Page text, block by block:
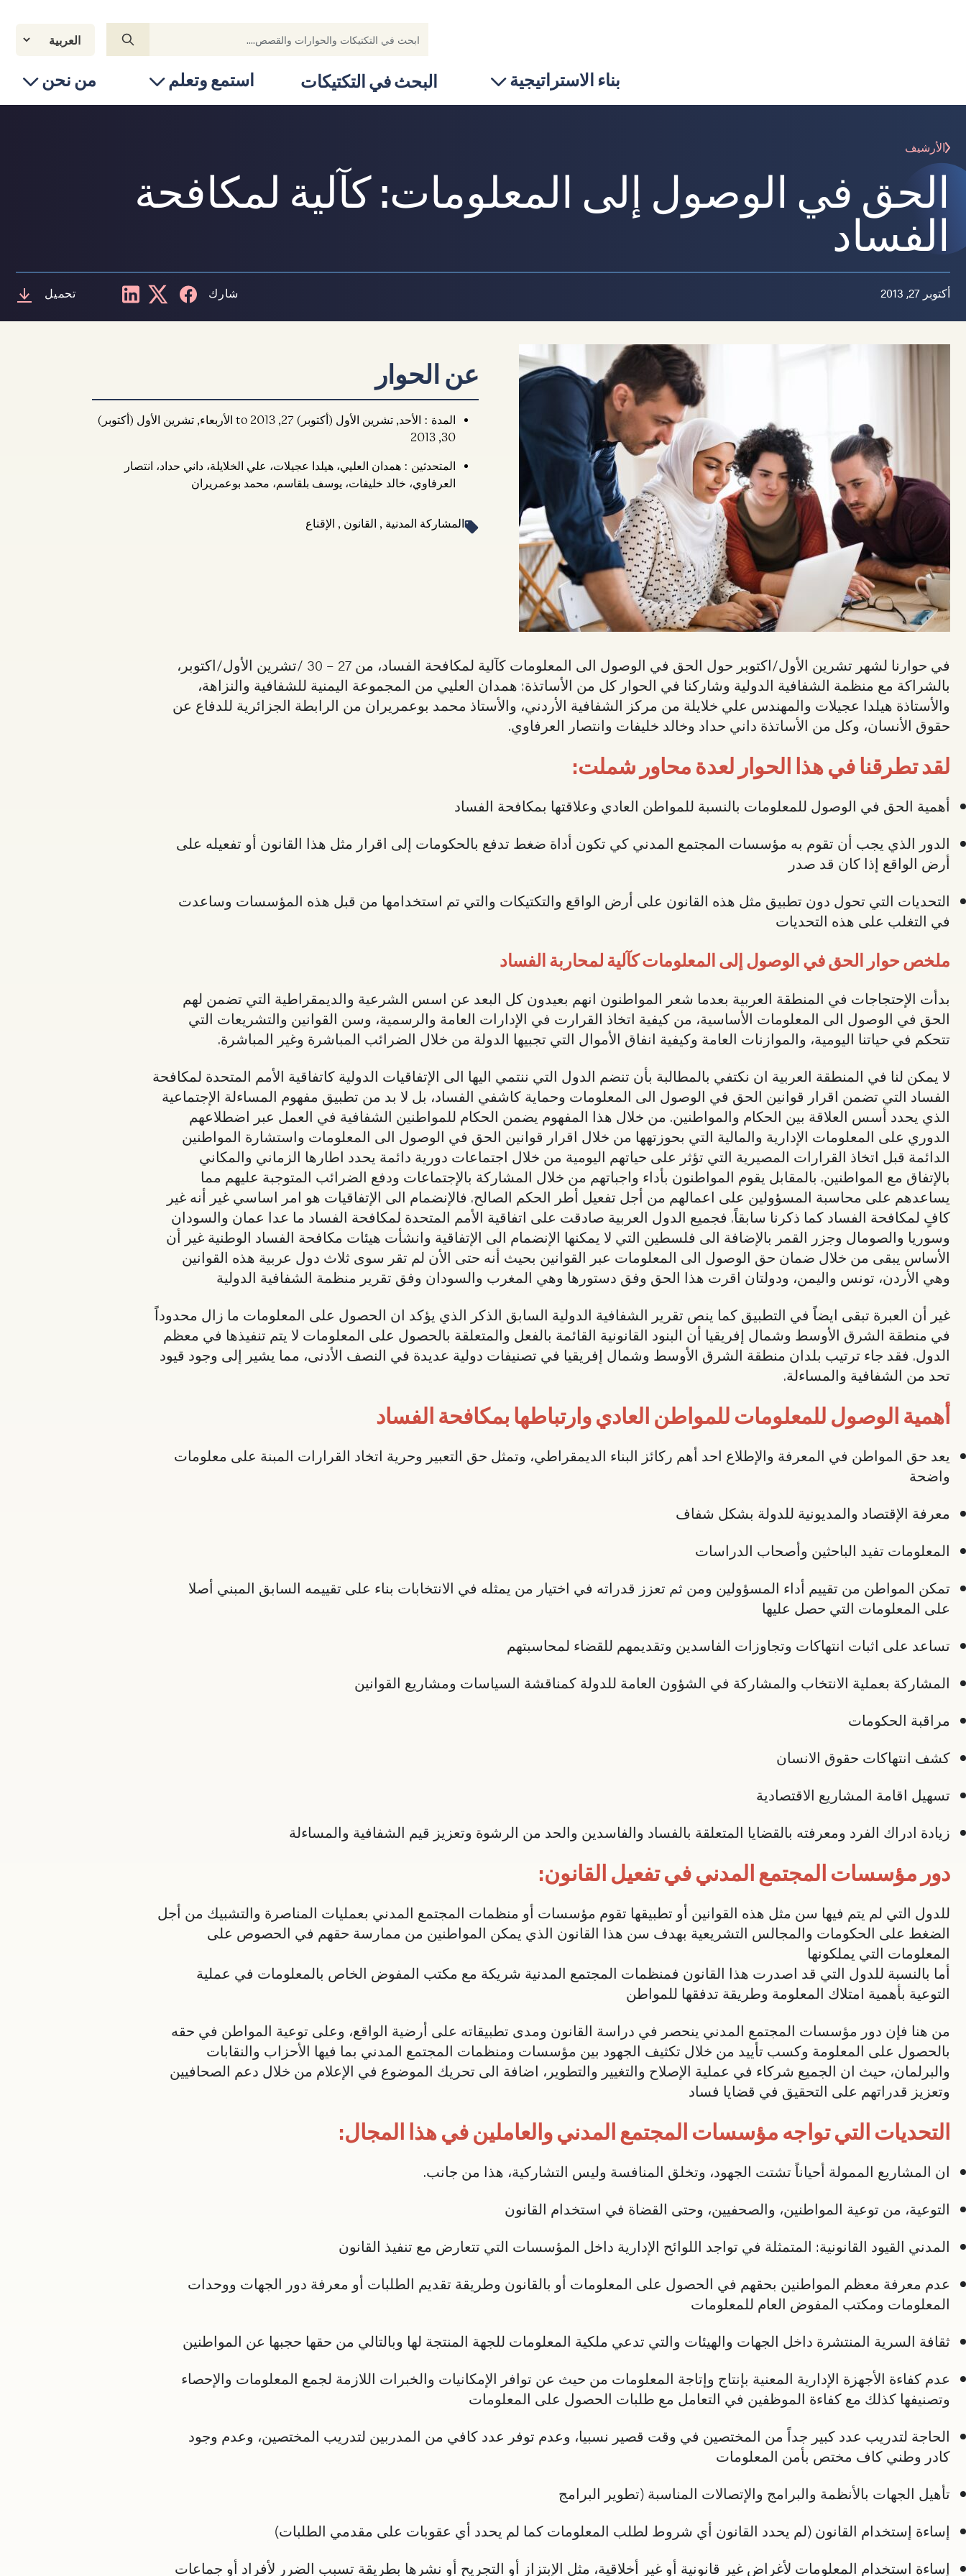
بناء الاستراتيجية البحث في التكتيكات استمع وتعلم من نحن
الأرشيف
الحق في الوصول إلى المعلومات: كآلية لمكافحة
الفساد
أكتوبر 27, 2013 شارك تحميل
عن الحوار
المدة : الأحد, تشرين اﻷول (أكتوبر) 27, 2013 to الأربعاء, تشرين اﻷول (أكتوبر)
30, 2013
المتحدثين : همدان العليي، هيلدا عجيلات، علي الخلايلة، داني حداد، انتصار
العرفاوي، خالد خليفات، يوسف بلقاسم، محمد بوعمريران
المشاركة المدنية , القانون , الإقناع
في حوارنا لشهر تشرين الأول/اكتوبر حول الحق في الوصول الى المعلومات كآلية لمكافحة الفساد، من 27 – 30 /تشرين الأول/اكتوبر،
بالشراكة مع منظمة الشفافية الدولية وشاركنا في الحوار كل من الأساتذة: همدان العليي من المجموعة اليمنية للشفافية والنزاهة،
والأستاذة هيلدا عجيلات والمهندس علي خلايلة من مركز الشفافية الأردني، والأستاذ محمد بوعمريران من الرابطة الجزائرية للدفاع عن
حقوق الأنسان، وكل من الأساتذة داني حداد وخالد خليفات وانتصار العرفاوي.
لقد تطرقنا في هذا الحوار لعدة محاور شملت:
أهمية الحق في الوصول للمعلومات بالنسبة للمواطن العادي وعلاقتها بمكافحة الفساد
الدور الذي يجب أن تقوم به مؤسسات المجتمع المدني كي تكون أداة ضغط تدفع بالحكومات إلى اقرار مثل هذا القانون أو تفعيله على
أرض الواقع إذا كان قد صدر
التحديات التي تحول دون تطبيق مثل هذه القانون على أرض الواقع والتكتيكات والتي تم استخدامها من قبل هذه المؤسسات وساعدت
في التغلب على هذه التحديات
ملخص حوار الحق في الوصول إلى المعلومات كآلية لمحاربة الفساد
بدأت الإحتجاجات في المنطقة العربية بعدما شعر المواطنون انهم بعيدون كل البعد عن اسس الشرعية والديمقراطية التي تضمن لهم
الحق في الوصول الى المعلومات الأساسية، من كيفية اتخاذ القرارت في الإدارات العامة والرسمية، وسن القوانين والتشريعات التي
تتحكم في حياتنا اليومية، والموازنات العامة وكيفية انفاق الأموال التي تجبيها الدولة من خلال الضرائب المباشرة وغير المباشرة.
لا يمكن لنا في المنطقة العربية ان نكتفي بالمطالبة بأن تنضم الدول التي ننتمي اليها الى الإتفاقيات الدولية كاتفاقية الأمم المتحدة لمكافحة
الفساد التي تضمن اقرار قوانين الحق في الوصول الى المعلومات وحماية كاشفي الفساد، بل لا بد من تطبيق مفهوم المساءلة الإجتماعية
الذي يحدد أسس العلاقة بين الحكام والمواطنين. من خلال هذا المفهوم يضمن الحكام للمواطنين الشفافية في العمل عبر اضطلاعهم
الدوري على المعلومات الإدارية والمالية التي بحوزتهها من خلال اقرار قوانين الحق في الوصول الى المعلومات واستشارة المواطنين
الدائمة قبل اتخاذ القرارات المصيرية التي تؤثر على حياتهم اليومية من خلال اجتماعات دورية دائمة يحدد اطارها الزماني والمكاني
بالإتفاق مع المواطنين. بالمقابل يقوم المواطنون بأداء واجباتهم من خلال المشاركة بالإجتماعات ودفع الضرائب المتوجبة عليهم مما
يساعدهم على محاسبة المسؤولين على اعمالهم من أجل تفعيل أطر الحكم الصالح. فالإنضمام الى الإتفاقيات هو امر اساسي غير أنه غير
كافٍ لمكافحة الفساد كما ذكرنا سابقاً. فجميع الدول العربية صادقت على اتفاقية الأمم المتحدة لمكافحة الفساد ما عدا عمان والسودان
وسوريا والصومال وجزر القمر بالإضافة الى فلسطين التي لا يمكنها الإنضمام الى الإتفاقية وانشأت هيئات مكافحة الفساد الوطنية غير أن
الأساس يبقى من خلال ضمان حق الوصول الى المعلومات عبر القوانين بحيث أنه حتى الأن لم تقر سوى ثلاث دول عربية هذه القوانين
وهي الأردن، تونس واليمن، ودولتان اقرت هذا الحق وفق دستورها وهي المغرب والسودان وفق تقرير منظمة الشفافية الدولية
غير أن العبرة تبقى ايضاً في التطبيق كما ينص تقرير الشفافية الدولية السابق الذكر الذي يؤكد ان الحصول على المعلومات ما زال محدوداً
في منطقة الشرق الأوسط وشمال إفريقيا أن البنود القانونية القائمة بالفعل والمتعلقة بالحصول على المعلومات لا يتم تنفيذها في معظم
الدول. فقد جاء ترتيب بلدان منطقة الشرق الأوسط وشمال إفريقيا في تصنيفات دولية عديدة في النصف الأدنى، مما يشير إلى وجود قيود
تحد من الشفافية والمساءلة.
أهمية الوصول للمعلومات للمواطن العادي وارتباطها بمكافحة الفساد
يعد حق المواطن في المعرفة والإطلاع احد أهم ركائز البناء الديمقراطي، وتمثل حق التعبير وحرية اتخاد القرارات المبنة على معلومات
واضحة
معرفة الإقتصاد والمديونية للدولة بشكل شفاف
المعلومات تفيد الباحثين وأصحاب الدراسات
تمكن المواطن من تقييم أداء المسؤولين ومن ثم تعزز قدراته في اختيار من يمثله في الانتخابات بناء على تقييمه السابق المبني أصلا
على المعلومات التي حصل عليها
تساعد على اثبات انتهاكات وتجاوزات الفاسدين وتقديمهم للقضاء لمحاسبتهم
المشاركة بعملية الانتخاب والمشاركة في الشؤون العامة للدولة كمناقشة السياسات ومشاريع القوانين
مراقبة الحكومات
كشف انتهاكات حقوق الانسان
تسهيل اقامة المشاريع الاقتصادية
زيادة ادراك الفرد ومعرفته بالقضايا المتعلقة بالفساد والفاسدين والحد من الرشوة وتعزيز قيم الشفافية والمساءلة
دور مؤسسات المجتمع المدني في تفعيل القانون:
للدول التي لم يتم فيها سن مثل هذه القوانين أو تطبيقها تقوم مؤسسات أو منظمات المجتمع المدني بعمليات المناصرة والتشبيك من أجل
الضغط على الحكومات والمجالس التشريعية بهدف سن هذا القانون الذي يمكن المواطنين من ممارسة حقهم في الحصوص على
المعلومات التي يملكونها
أما بالنسبة للدول التي قد اصدرت هذا القانون فمنظمات المجتمع المدنية شريكة مع مكتب المفوض الخاص بالمعلومات في عملية
التوعية بأهمية امتلاك المعلومة وطريقة تدفقها للمواطن
من هنا فإن دور مؤسسات المجتمع المدني ينحصر في دراسة القانون ومدى تطبيقاته على أرضية الواقع، وعلى توعية المواطن في حقه
بالحصول على المعلومة وكسب تأييد من خلال تكثيف الجهود بين مؤسسات ومنظمات المجتمع المدني بما فيها الأحزاب والنقابات
والبرلمان، حيث ان الجميع شركاء في عملية الإصلاح والتغيير والتطوير، اضافة الى تحريك الموضوع في الإعلام من خلال دعم الصحافيين
وتعزيز قدراتهم على التحقيق في قضايا فساد
التحديات التي تواجه مؤسسات المجتمع المدني والعاملين في هذا المجال:
ان المشاريع الممولة أحياناً تشتت الجهود، وتخلق المنافسة وليس التشاركية، هذا من جانب.
التوعية، من توعية المواطنين، والصحفيين، وحتى القضاة في استخدام القانون
المدني القيود القانونية: المتمثلة في تواجد اللوائح الإدارية داخل المؤسسات التي تتعارض مع تنفيذ القانون
عدم معرفة معظم المواطنين بحقهم في الحصول على المعلومات أو بالقانون وطريقة تقديم الطلبات أو معرفة دور الجهات ووحدات
المعلومات ومكتب المفوض العام للمعلومات
ثقافة السرية المنتشرة داخل الجهات والهيئات والتي تدعي ملكية المعلومات للجهة المنتجة لها وبالتالي من حقها حجبها عن المواطنين
عدم كفاءة الأجهزة الإدارية المعنية بإنتاج وإتاجة المعلومات من حيث عن توافر الإمكانيات والخبرات اللازمة لجمع المعلومات والإحصاء
وتصنيفها كذلك مع كفاءة الموظفين في التعامل مع طلبات الحصول على المعلومات
الحاجة لتدريب عدد كبير جداً من المختصين في وقت قصير نسبيا، وعدم توفر عدد كافي من المدربين لتدريب المختصين، وعدم وجود
كادر وطني كاف مختص بأمن المعلومات
تأهيل الجهات بالأنظمة والبرامج والإتصالات المناسبة (تطوير البرامج
إساءة إستخدام القانون (لم يحدد القانون أي شروط لطلب المعلومات كما لم يحدد أي عقوبات على مقدمي الطلبات)
إساءة استخدام المعلومات لأغراض غير قانونية أو غير أخلاقية، مثل الإبتزاز أو التجريح أو نشرها بطريقة تسبب الضرر لأفراد أو جماعات